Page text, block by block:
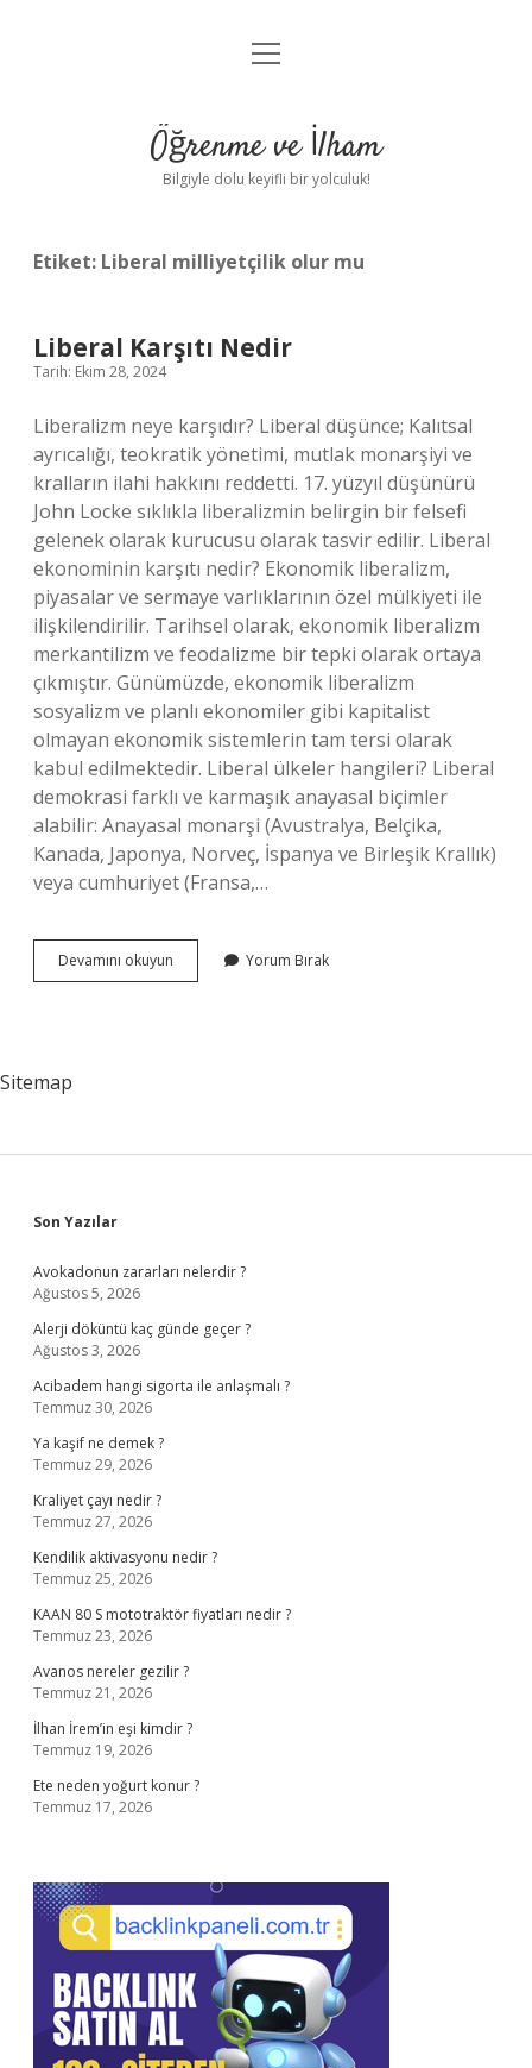
Anasayfa
Yasal Uyarı
menüyü
Öğrenme ve İlham
Bilgiyle dolu keyifli bir yolculuk!
Etiket: Liberal milliyetçilik olur mu
Liberal Karşıtı Nedir
Tarih: Ekim 28, 2024
Liberalizm neye karşıdır? Liberal düşünce; Kalıtsal
ayrıcalığı, teokratik yönetimi, mutlak monarşiyi ve
kralların ilahi hakkını reddetti. 17. yüzyıl düşünürü
John Locke sıklıkla liberalizmin belirgin bir felsefi
gelenek olarak kurucusu olarak tasvir edilir. Liberal
ekonominin karşıtı nedir? Ekonomik liberalizm,
piyasalar ve sermaye varlıklarının özel mülkiyeti ile
ilişkilendirilir. Tarihsel olarak, ekonomik liberalizm
merkantilizm ve feodalizme bir tepki olarak ortaya
çıkmıştır. Günümüzde, ekonomik liberalizm
sosyalizm ve planlı ekonomiler gibi kapitalist
olmayan ekonomik sistemlerin tam tersi olarak
kabul edilmektedir. Liberal ülkeler hangileri? Liberal
demokrasi farklı ve karmaşık anayasal biçimler
alabilir: Anayasal monarşi (Avustralya, Belçika,
Kanada, Japonya, Norveç, İspanya ve Birleşik Krallık)
veya cumhuriyet (Fransa,…
Devamını okuyun
Karşıtı
Yorum Bırak
Sitemap
Sidebar
Son Yazılar
Avokadonun zararları nelerdir ?
Ağustos 5, 2026
Alerji döküntü kaç günde geçer ?
Ağustos 3, 2026
Acibadem hangi sigorta ile anlaşmalı ?
Temmuz 30, 2026
Ya kaşif ne demek ?
Temmuz 29, 2026
Kraliyet çayı nedir ?
Temmuz 27, 2026
Kendilik aktivasyonu nedir ?
Temmuz 25, 2026
KAAN 80 S mototraktör fiyatları nedir ?
Temmuz 23, 2026
Avanos nereler gezilir ?
Temmuz 21, 2026
İlhan İrem’in eşi kimdir ?
Temmuz 19, 2026
Ete neden yoğurt konur ?
Temmuz 17, 2026